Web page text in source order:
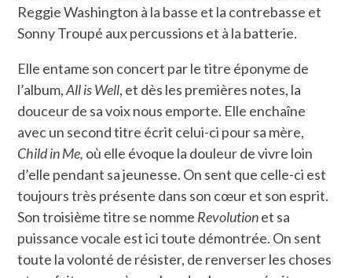
Reggie Washington à la basse et la contrebasse et
Sonny Troupé aux percussions et à la batterie.
Elle entame son concert par le titre éponyme de
l’album,All is Well, et dès les premières notes, la
douceur de sa voix nous emporte. Elle enchaîne
avec un second titre écrit celui-ci pour sa mère,
Child in Me, où elle évoque la douleur de vivre loin
d’elle pendant sa jeunesse. On sent que celle-ci est
toujours très présente dans son cœur et son esprit.
Son troisième titre se nomme Revolutionet sa
puissance vocale est ici toute démontrée. On sent
toute la volonté de résister, de renverser les choses